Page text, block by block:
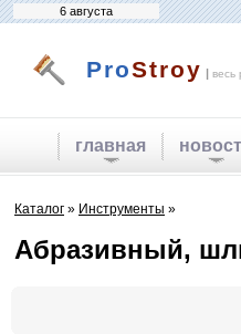
6 августа
ProStroy | весь
главная
Каталог » Инструменты »
Абразивный,